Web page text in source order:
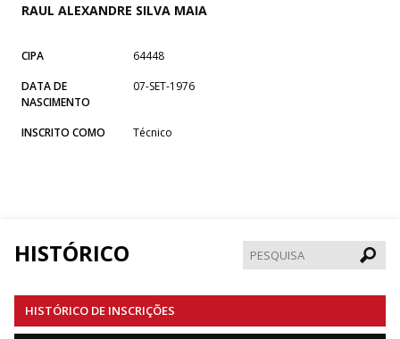
RAUL ALEXANDRE SILVA MAIA
CIPA
64448
DATA DE
NASCIMENTO
07-SET-1976
INSCRITO COMO Técnico
HISTÓRICO
HISTÓRICO DE INSCRIÇÕES